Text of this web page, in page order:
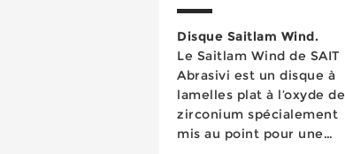
Disque Saitlam Wind.
Le Saitlam Wind de SAIT
Abrasivi est un disque à
lamelles plat à l’oxyde de
zirconium spécialement
mis au point pour une